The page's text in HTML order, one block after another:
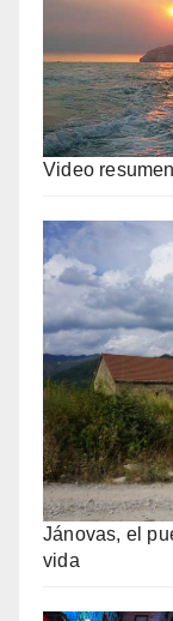
Video
Jánovas, el
vida